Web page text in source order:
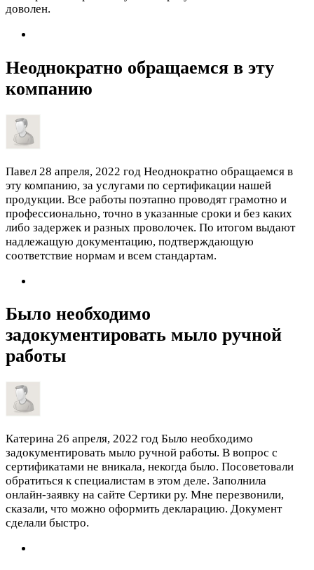
доволен.
Неоднократно обращаемся в эту
компанию
Павел 28 апреля, 2022 год Неоднократно обращаемся в
эту компанию, за услугами по сертификации нашей
продукции. Все работы поэтапно проводят грамотно и
профессионально, точно в указанные сроки и без каких
либо задержек и разных проволочек. По итогом выдают
надлежащую документацию, подтверждающую
соответствие нормам и всем стандартам.
Было необходимо
задокументировать мыло ручной
работы
Катерина 26 апреля, 2022 год Было необходимо
задокументировать мыло ручной работы. В вопрос с
сертификатами не вникала, некогда было. Посоветовали
обратиться к специалистам в этом деле. Заполнила
онлайн-заявку на сайте Сертики ру. Мне перезвонили,
сказали, что можно оформить декларацию. Документ
сделали быстро.